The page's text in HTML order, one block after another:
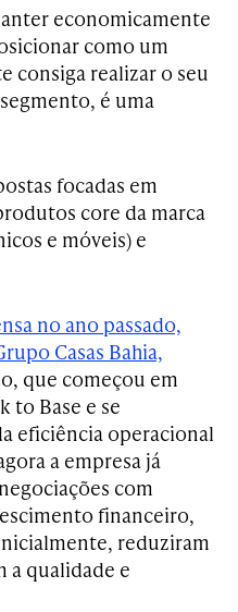
economicamente
como um
consiga realizar o seu
é uma
focadas em
core da marca
e móveis) e
no ano passado,
Casas Bahia,
que começou em
to Base e se
eficiência operacional
a empresa já
com
financeiro,
reduziram
a qualidade e